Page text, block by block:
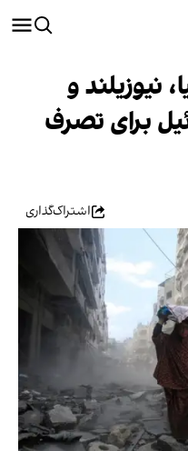
نیوزیلند و
برای تصرف
اشتراک‌گذاری